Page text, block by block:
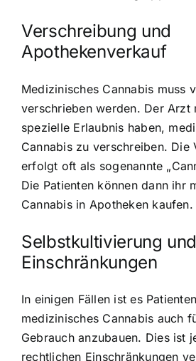
Verschreibung und
Apothekenverkauf
Medizinisches Cannabis muss
verschrieben werden. Der Arzt
spezielle Erlaubnis haben,
Cannabis zu verschreiben. Die
erfolgt oft als sogenannte
Die Patienten können dann ihr
Cannabis in Apotheken kaufen.
Selbstkultivierung
Einschränkungen
In einigen Fällen ist es
medizinisches Cannabis auch
Gebrauch anzubauen. Dies ist
rechtlichen Einschränkungen